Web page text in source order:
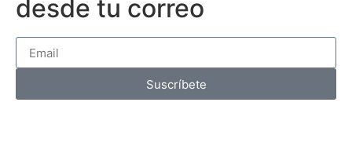
desde tu correo
Suscríbete